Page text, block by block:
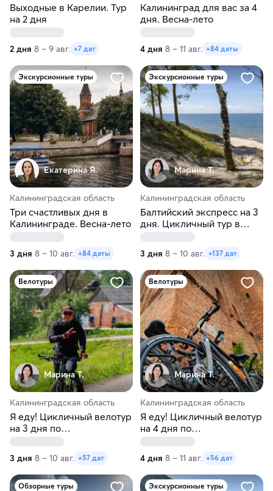
Выходные в Карелии. Тур
на 2 дня
2 дня 8 – 9 авг. +7 дат
Калининград для вас за 4
дня. Весна-лето
4 дня 8 – 11 авг. +84 даты
Экскурсионные туры
Екатерина Я.
Калининградская область
Три счастливых дня в
Калининграде. Весна-лето
3 дня 8 – 10 авг. +84 даты
Экскурсионные туры
Марина Т.
Калининградская область
Балтийский экспресс на 3
дня. Цикличный тур в
3 дня 8 – 10 авг. +137 дат
Велотуры
Марина Т.
Калининградская область
Я еду! Цикличный велотур
на 3 дня по
3 дня 8 – 10 авг. +57 дат
Велотуры
Марина Т.
Калининградская область
Я еду! Цикличный велотур
на 4 дня по
4 дня 8 – 11 авг. +56 дат
Обзорные туры Экскурсионные туры